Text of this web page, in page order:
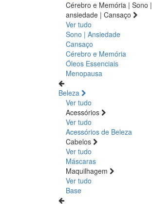
Cérebro e Memória | Sono |
ansiedade | Cansaço
Ver tudo
Sono | Ansiedade
Cansaço
Cérebro e Memória
Óleos Essenciais
Menopausa
Beleza
Ver tudo
Acessórios
Ver tudo
Acessórios de Beleza
Cabelos
Ver tudo
Máscaras
Maquilhagem
Ver tudo
Base